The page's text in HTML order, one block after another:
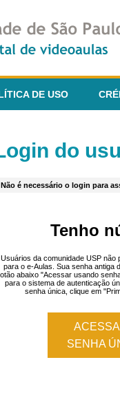
DE USO
do
Não é necessário o login para
Tenho
Usuários da comunidade USP
para o e-Aulas. Sua senha antiga
abaixo "Acessar usando
para o sistema de autenticação
senha única, clique em
SENHA